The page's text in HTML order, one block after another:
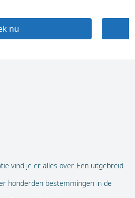
nu
vind je er alles over. Een uitgebreid
honderden bestemmingen in de